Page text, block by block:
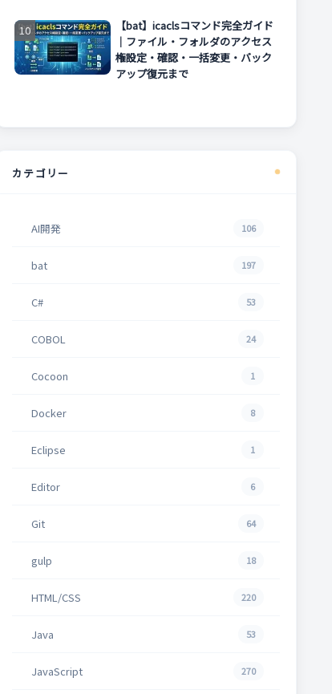
【bat】icaclsコマンド完全ガイド
｜ファイル・フォルダのアクセス
権設定・確認・一括変更・バック
アップ復元まで
カテゴリー
AI開発 106
bat 197
C# 53
COBOL 24
Cocoon 1
Docker 8
Eclipse 1
Editor 6
Git 64
gulp 18
HTML/CSS 220
Java 53
JavaScript 270